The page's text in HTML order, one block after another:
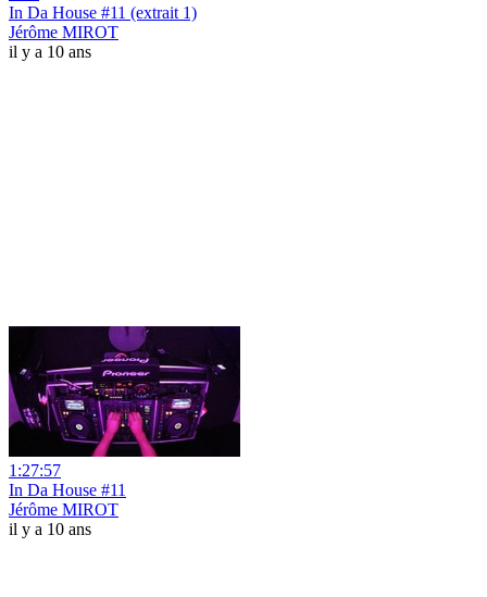
In Da House #11 (extrait 1)
Jérôme MIROT
il y a 10 ans
1:27:57
In Da House #11
Jérôme MIROT
il y a 10 ans